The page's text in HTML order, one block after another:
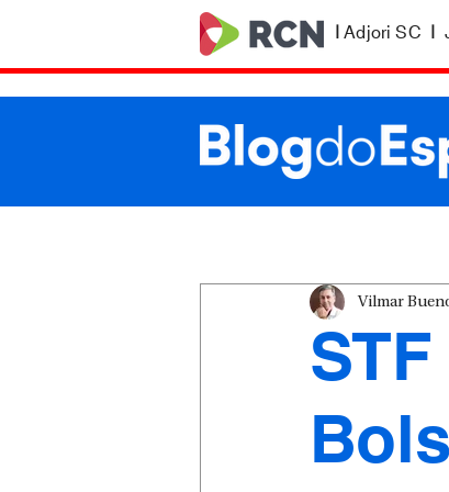
|Adjori SC |
Vilmar